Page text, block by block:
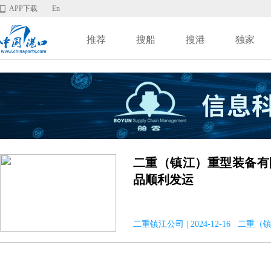
APP下载 En
推荐 搜船 搜港 独家
二重（镇江）重型装备
品顺利发运
二重镇江公司 | 2024-12-16 二重（